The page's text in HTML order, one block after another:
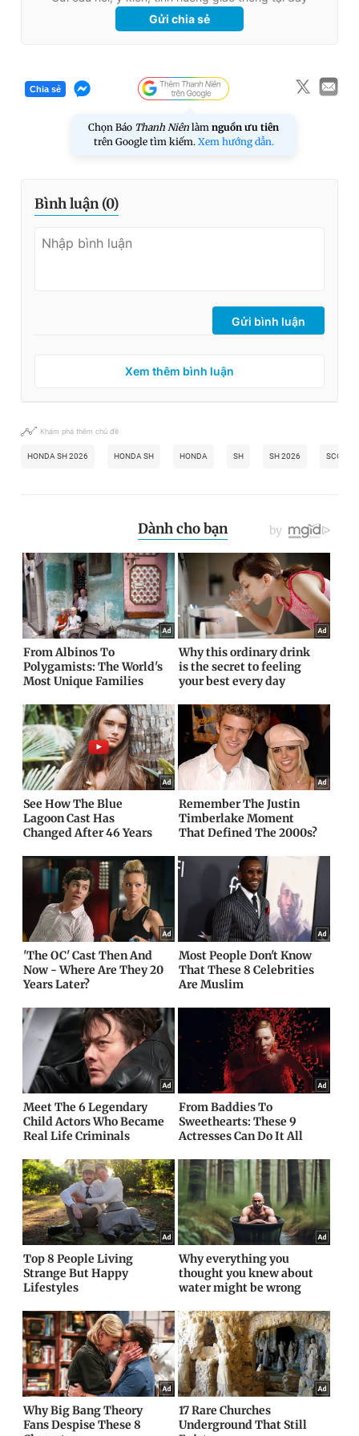
Gửi chia sẻ
Chia sẻ
Chọn Báo Thanh Niên làm nguồn ưu tiên
trên Google tìm kiếm. Xem hướng dẫn.
Bình luận (0)
Gửi bình luận
Xem thêm bình luận
Khám phá thêm chủ đề
HONDA SH 2026 HONDA SH HONDA SH SH 2026